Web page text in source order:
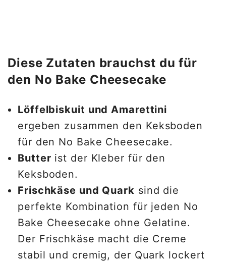
Diese Zutaten brauchst du für
den No Bake Cheesecake
Löffelbiskuit und Amarettini
ergeben zusammen den Keksboden
für den No Bake Cheesecake.
Butter ist der Kleber für den
Keksboden.
Frischkäse und Quark sind die
perfekte Kombination für jeden No
Bake Cheesecake ohne Gelatine.
Der Frischkäse macht die Creme
stabil und cremig, der Quark lockert